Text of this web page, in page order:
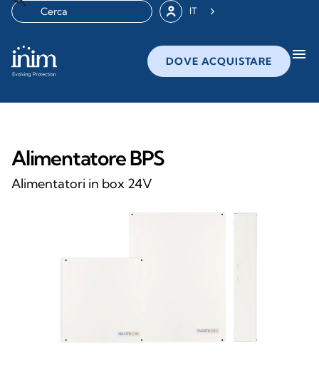
IT
DOVE ACQUISTARE menu
Alimentatore BPS
Alimentatori in box 24V